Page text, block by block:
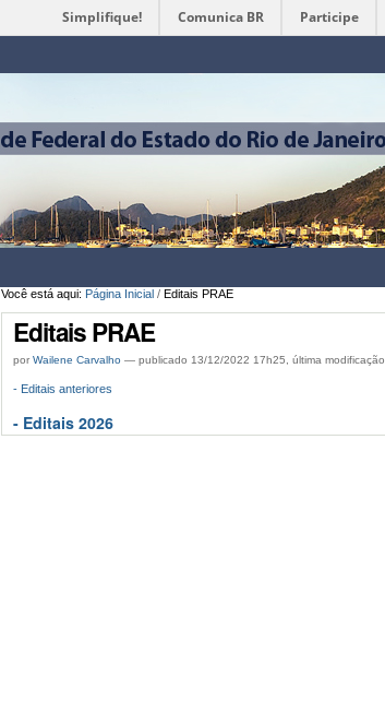
Simplifique! Comunica BR Participe
Você está aqui: Página Inicial /Editais PRAE
Editais PRAE
porWailene Carvalho —publicado 13/12/2022 17h25,última modificação
- Editais anteriores
- Editais 2026